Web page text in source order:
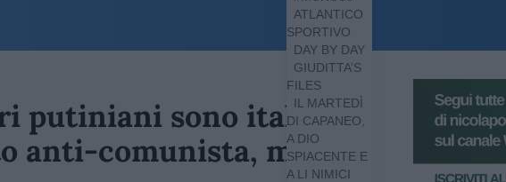
ATLANTICO
SPORTIVO
DAY BY DAY
GIUDITTA’S
FILES
IL MARTEDÌ
DI CAPANEO,
A DIO
SPIACENTE E
A LI NIMICI
putiniani sono italiani,
anti-comunista, ma